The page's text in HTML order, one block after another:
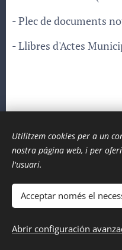
- Plec de documents
- Llibres d'Actes
Centre d'Estudis
Utilitzem cookies per a un
nostra página web, i per
l'usuari.
Acceptar només el
Abrir configuración